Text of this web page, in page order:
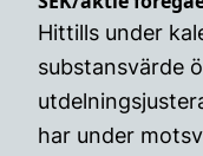
Hittills under
substansvärde
har under